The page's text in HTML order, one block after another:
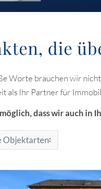
die
Worte brauchen wir
als Ihr Partner für
dass wir auch in